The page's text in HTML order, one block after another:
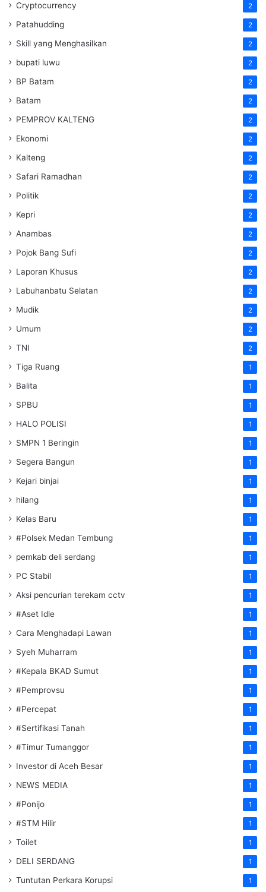
Cryptocurrency 2
Patahudding 2
Skill yang Menghasilkan 2
bupati luwu 2
BP Batam 2
Batam 2
PEMPROV KALTENG 2
Ekonomi 2
Kalteng 2
Safari Ramadhan 2
Politik 2
Kepri 2
Anambas 2
Pojok Bang Sufi 2
Laporan Khusus 2
Labuhanbatu Selatan 2
Mudik 2
Umum 2
TNI 2
Tiga Ruang 1
Balita 1
SPBU 1
HALO POLISI 1
SMPN 1 Beringin 1
Segera Bangun 1
Kejari binjai 1
hilang 1
Kelas Baru 1
#Polsek Medan Tembung 1
pemkab deli serdang 1
PC Stabil 1
Aksi pencurian terekam cctv 1
#Aset Idle 1
Cara Menghadapi Lawan 1
Syeh Muharram 1
#Kepala BKAD Sumut 1
#Pemprovsu 1
#Percepat 1
#Sertifikasi Tanah 1
#Timur Tumanggor 1
Investor di Aceh Besar 1
NEWS MEDIA 1
#Ponijo 1
#STM Hilir 1
Toilet 1
DELI SERDANG 1
Tuntutan Perkara Korupsi 1